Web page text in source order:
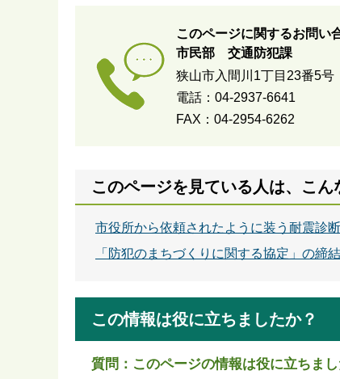
このページに関するお問い
市民部 交通防犯課
狭山市入間川1丁目23番5号
電話：04-2937-6641
FAX：04-2954-6262
このページを見ている人は、こ
市役所から依頼されたように装う耐震診
「防犯のまちづくりに関する協定」の締結
この情報は役に立ちましたか？
質問：このページの情報は役に立ちまし